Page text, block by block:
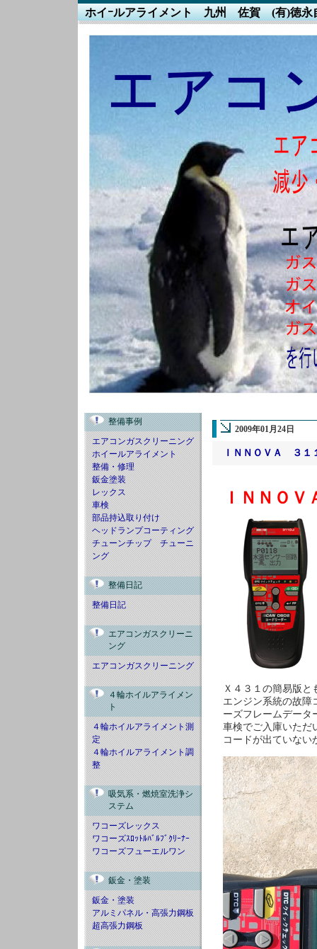
ホイｰルアライメント 九州 佐賀 (有)徳永
整備事例
エアコンガスクリーニング
ホイールアライメント
整備・修理
鈑金塗装
レックス
車検
部品持込取り付け
ヘッドランプコーティング
チューンチップ チューニ
ング
整備日記
整備日記
エアコンガスクリーニ
ング
エアコンガスクリーニング
４輪ホイルアライメン
ト
４輪ホイルアライメント測
定
４輪ホイルアライメント調
整
吸気系・燃焼室洗浄シ
ステム
ワコーズレックス
ワコーズｽﾛｯﾄﾙﾊﾞﾙﾌﾞｸﾘｰﾅｰ
ワコーズフューエルワン
鈑金・塗装
鈑金・塗装
アルミパネル・高張力鋼板
超高張力鋼板
2009年01月24日
ＩＮＮＯＶＡ ３１
ＩＮＮＯ
Ｘ４３１の簡易版と
エンジン系統の故障
ーズフレームデータ
車検でご入庫いただ
コードが出ていない